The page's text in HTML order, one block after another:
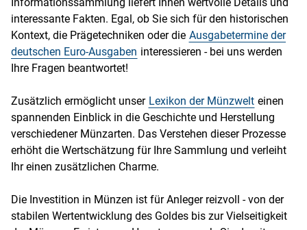
interessante Fakten. Egal, ob Sie sich für den historischen
Kontext, die Prägetechniken oder die Ausgabetermine der
deutschen Euro-Ausgaben interessieren - bei uns werden
Ihre Fragen beantwortet!
Zusätzlich ermöglicht unser Lexikon der Münzwelt einen
spannenden Einblick in die Geschichte und Herstellung
verschiedener Münzarten. Das Verstehen dieser Prozesse
erhöht die Wertschätzung für Ihre Sammlung und verleiht
Ihr einen zusätzlichen Charme.
Die Investition in Münzen ist für Anleger reizvoll - von der
stabilen Wertentwicklung des Goldes bis zur Vielseitigkeit